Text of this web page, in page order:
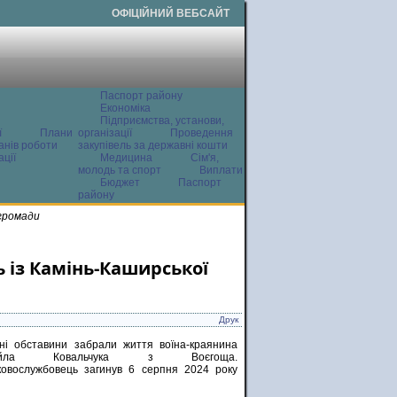
ОФІЦІЙНИЙ ВЕБСАЙТ
Плани
роботи
Паспорт району
Економіка
Підприємства, установи,
організації
Проведення
закупівель за державні кошти
Медицина
Сім'я,
молодь та спорт
Виплати
Бюджет
Паспорт
району
Камінь-Каширської
Друк
обставини забрали життя воїна-краянина
Ковальчука з Воєгоща.
загинув 6 серпня 2024 року